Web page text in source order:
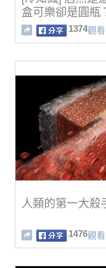
盒可樂卻是圓
知識啦！ 1374觀看
人類的第一大殺
1476觀看